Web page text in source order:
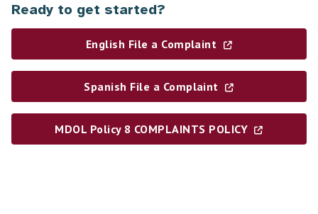
Ready to get started?
English File a Complaint
Spanish File a Complaint
MDOL Policy 8 COMPLAINTS POLICY